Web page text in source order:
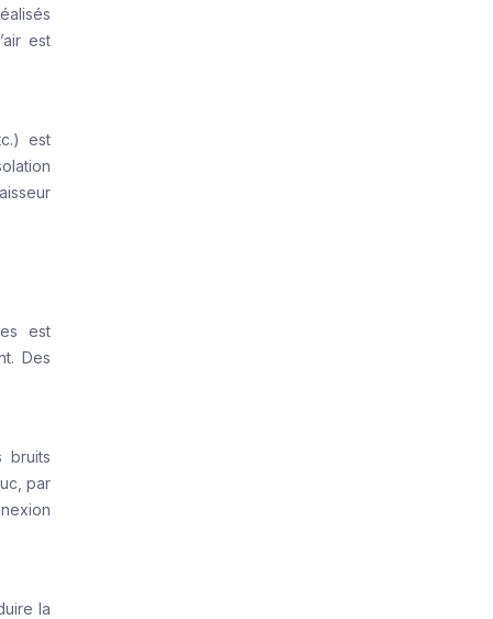
est
est
est
Des
bruits
par
la